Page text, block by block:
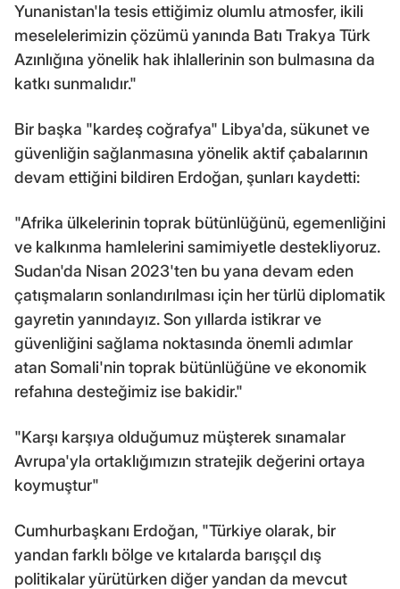
Yunanistan'la tesis ettiğimiz olumlu atmosfer, ikili
meselelerimizin çözümü yanında Batı Trakya Türk
Azınlığına yönelik hak ihlallerinin son bulmasına da
katkı sunmalıdır."
Bir başka "kardeş coğrafya" Libya'da, sükunet ve
güvenliğin sağlanmasına yönelik aktif çabalarının
devam ettiğini bildiren Erdoğan, şunları kaydetti:
"Afrika ülkelerinin toprak bütünlüğünü, egemenliğini
ve kalkınma hamlelerini samimiyetle destekliyoruz.
Sudan'da Nisan 2023'ten bu yana devam eden
çatışmaların sonlandırılması için her türlü diplomatik
gayretin yanındayız. Son yıllarda istikrar ve
güvenliğini sağlama noktasında önemli adımlar
atan Somali'nin toprak bütünlüğüne ve ekonomik
refahına desteğimiz ise bakidir."
"Karşı karşıya olduğumuz müşterek sınamalar
Avrupa'yla ortaklığımızın stratejik değerini ortaya
koymuştur"
Cumhurbaşkanı Erdoğan, "Türkiye olarak, bir
yandan farklı bölge ve kıtalarda barışçıl dış
politikalar yürütürken diğer yandan da mevcut